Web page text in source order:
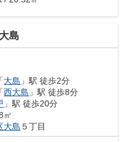
島
「大島 」駅 徒歩2分
「西大島 」駅 徒歩8分
」駅 徒歩20分
㎡
大島 ５丁目